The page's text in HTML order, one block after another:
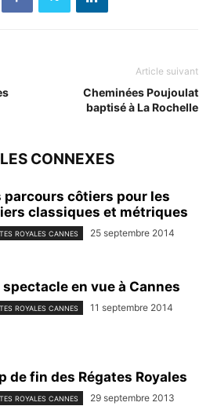
Article suivant
Cheminées Poujoulat
baptisé à La Rochelle
CONNEXES
parcours côtiers pour les
classiques et métriques
ROYALES CANNES 25 septembre 2014
en vue à Cannes
ROYALES CANNES 11 septembre 2014
de fin des Régates Royales
ROYALES CANNES 29 septembre 2013